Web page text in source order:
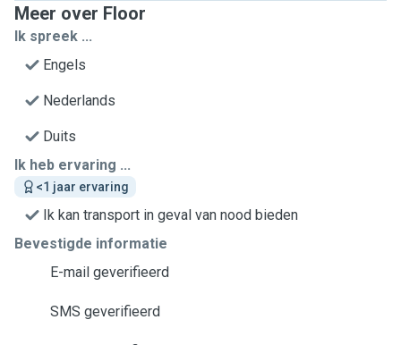
Meer over Floor
Ik spreek ...
Engels
Nederlands
Duits
Ik heb ervaring ...
<1 jaar ervaring
Ik kan transport in geval van nood bieden
Bevestigde informatie
E-mail geverifieerd
SMS geverifieerd